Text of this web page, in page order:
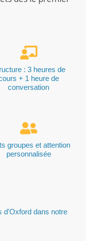
: 3 heures de
+ 1 heure de
conversation
groupes et attention
personnalisée
d'Oxford dans notre